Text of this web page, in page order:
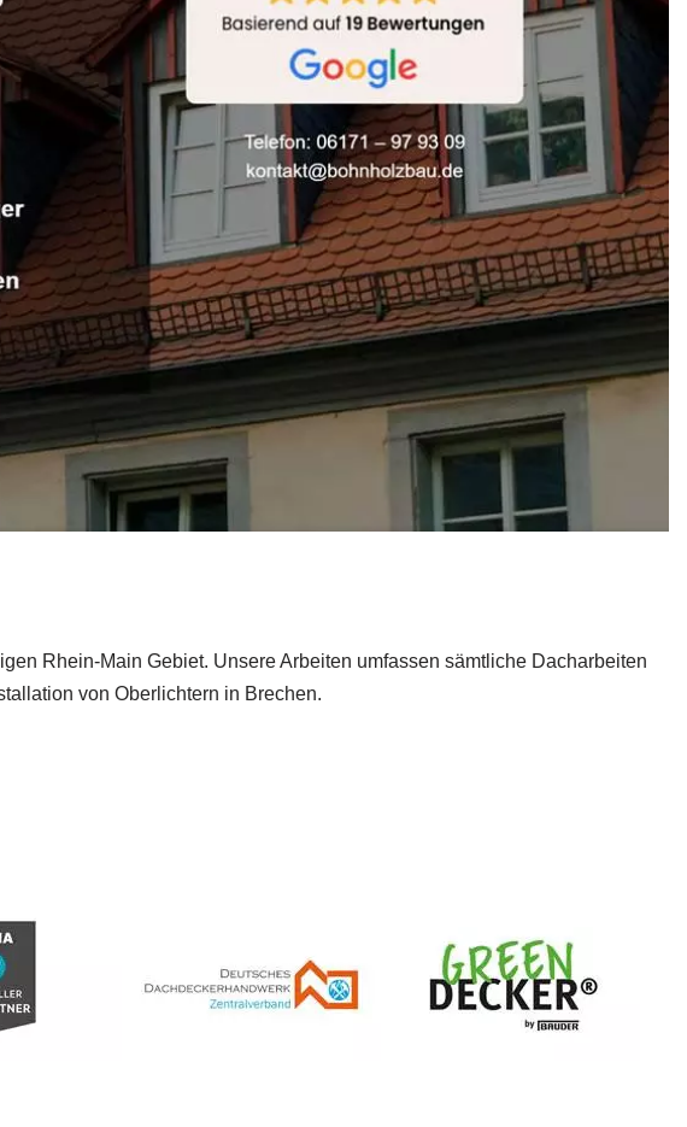
Rhein-Main Gebiet. Unsere Arbeiten umfassen sämtliche Dacharbeiten
von Oberlichtern in Brechen.